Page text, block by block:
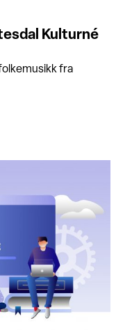
Kulturné
fra